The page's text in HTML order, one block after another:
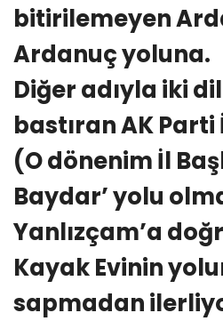
bitirilemeyen
Ardanuç yoluna.
Diğer adıyla iki
bastıran AK Parti
(O dönenim İl
Baydar’ yolu
Yanlızçam’a
Kayak Evinin
sapmadan